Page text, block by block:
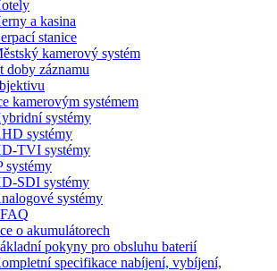
a kasina
stanice
kamerový systém
doby záznamu
kamerovým systémem
systémy
systémy
TVI systémy
systémy
SDI systémy
systémy
o akumulátorech
pokyny pro obsluhu baterií
specifikace nabíjení, vybíjení,